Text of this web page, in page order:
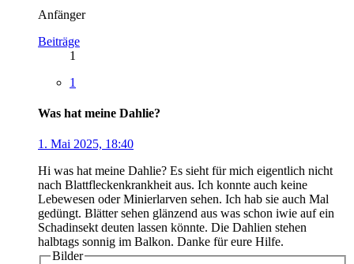
Anfänger
Beiträge
1
1
Was hat meine Dahlie?
1. Mai 2025, 18:40
Hi was hat meine Dahlie? Es sieht für mich eigentlich nicht
nach Blattfleckenkrankheit aus. Ich konnte auch keine
Lebewesen oder Minierlarven sehen. Ich hab sie auch Mal
gedüngt. Blätter sehen glänzend aus was schon iwie auf ein
Schadinsekt deuten lassen könnte. Die Dahlien stehen
halbtags sonnig im Balkon. Danke für eure Hilfe.
Bilder